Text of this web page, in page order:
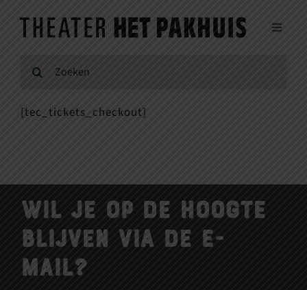
Toggle
Voor makers/artiesten
Doe mee
Over ons
Zoeken
[tec_tickets_checkout]
Wil je op de hoogte
blijven via de e-
mail?